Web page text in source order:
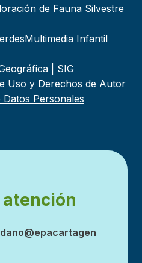
de Fauna Silvestre
Multimedia Infantil
| SIG
Uso y Derechos de Autor
Personales
atención